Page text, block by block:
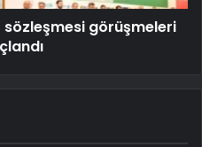
sözleşmesi görüşmeleri